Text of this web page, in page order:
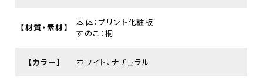
【材質・素材】
本体：プリント化粧板
すのこ：桐
【カラー】 ホワイト、ナチュラル